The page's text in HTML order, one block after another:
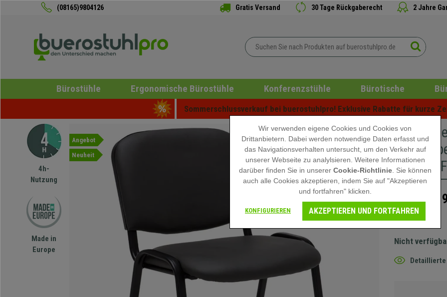
(08165)9804126 Gratis Versand 30 Tage Rückgaberecht 2 Jahre
Bürostühle Ergonomische Bürostühle Konferenzstühle Bürotische
Sommerschlussverkauf bei buerostuhlpro! Exklusive Rabatte für kurze
4h-
Nutzung
Made in
Europe
Angebot
Neuheit
Im 5er-
LEDER,
Gestell,
Nicht auf Lager
Nicht
Detaillierte
Wir verwenden eigene Cookies und Cookies von
Drittanbietern. Dabei werden notwendige Daten erfasst und
das Navigationsverhalten untersucht, um den Verkehr auf
unserer Webseite zu analylsieren. Weitere Informationen
darüber finden Sie in unserer Cookie-Richtlinie. Sie können
auch alle Cookies akzeptieren, indem Sie auf "Akzeptieren
und fortfahren" klicken.
KONFIGURIEREN AKZEPTIEREN UND FORTFAHREN